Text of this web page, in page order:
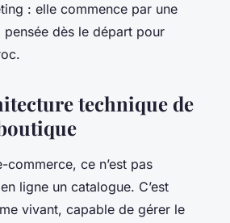
: elle commence par une
dès le départ pour
technique de
commerce, ce n’est pas
ligne un catalogue. C’est
vivant, capable de gérer le